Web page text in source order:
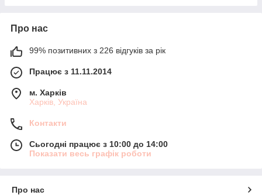
Про нас
99% позитивних з 226 відгуків за рік
Працює з 11.11.2014
м. Харків
Харків, Україна
Контакти
Сьогодні працює з 10:00 до 14:00
Показати весь графік роботи
Про нас